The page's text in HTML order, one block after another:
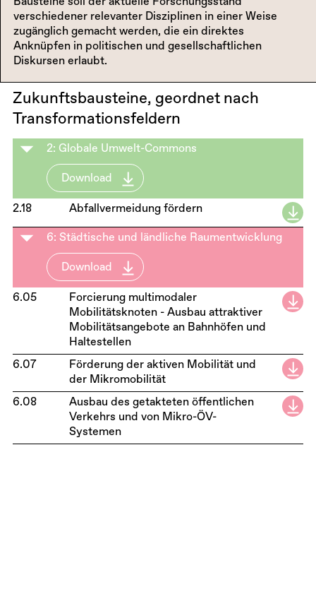
verschiedener relevanter Disziplinen in einer Weise
zugänglich gemacht werden, die ein direktes
Anknüpfen in politischen und gesellschaftlichen
Diskursen erlaubt.
Zukunftsbausteine, geordnet nach
Transformationsfeldern
2: Globale Umwelt-Commons
Download
2.18 Abfallvermeidung fördern
6: Städtische und ländliche Raumentwicklung
Download
6.05
Forcierung multimodaler
Mobilitätsknoten - Ausbau attraktiver
Mobilitätsangebote an Bahnhöfen und
Haltestellen
6.07
Förderung der aktiven Mobilität und
der Mikromobilität
6.08
Ausbau des getakteten öffentlichen
Verkehrs und von Mikro-ÖV-
Systemen